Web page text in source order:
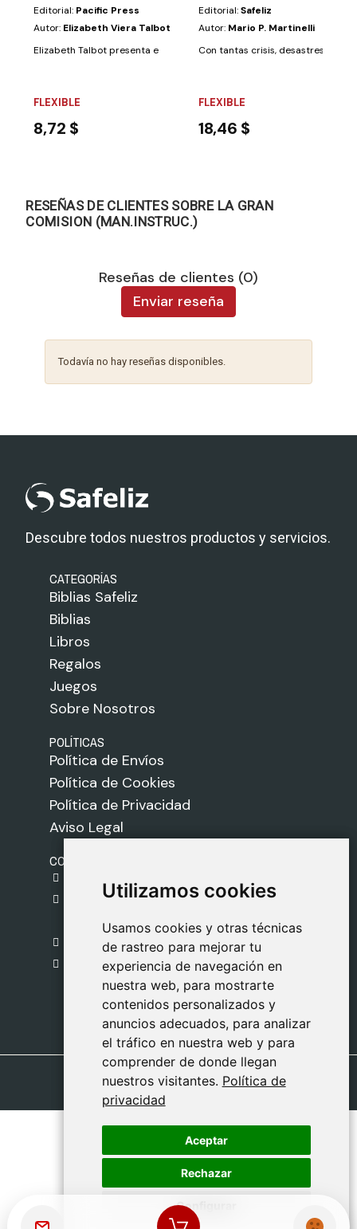
Utilizamos cookies
Usamos cookies y otras técnicas
de rastreo para mejorar tu
experiencia de navegación en
nuestra web, para mostrarte
contenidos personalizados y
anuncios adecuados, para analizar
el tráfico en nuestra web y para
comprender de donde llegan
nuestros visitantes. Política de
privacidad
Aceptar
Rechazar
Configurar
Utilizamos cookies
Usamos cookies y otras técnicas
de rastreo para mejorar tu
experiencia de navegación en
nuestra web, para mostrarte
contenidos personalizados y
anuncios adecuados, para analizar
el tráfico en nuestra web y para
comprender de donde llegan
nuestros visitantes. Política de
privacidad
Aceptar
Rechazar
Configurar
Editorial: Pacific Press
Autor: Elizabeth Viera Talbot
Elizabeth Talbot presenta el plan de redención desde el Génesis hasta
FLEXIBLE
8,72 $
Editorial:Safeliz
Autor: Mario P. Martinelli
Con tantas crisis, desastres
FLEXIBLE
18,46 $
RESEÑAS DE CLIENTES SOBRE LA GRAN
COMISION (MAN.INSTRUC.)
Reseñas de clientes (0)
Enviar reseña
Todavía no hay reseñas disponibles.
Descubre todos nuestros productos y servicios.
CATEGORÍAS
Biblias Safeliz
Biblias
Libros
Regalos
Juegos
Sobre Nosotros
POLÍTICAS
Política de Envíos
Política de Cookies
Política de Privacidad
Aviso Legal
CONTACTO
C. del Pradillo, 6, 28770 Colmenar Viejo,
Madrid
918 459 877
Lunes a Viernes
09:00 - 13:00